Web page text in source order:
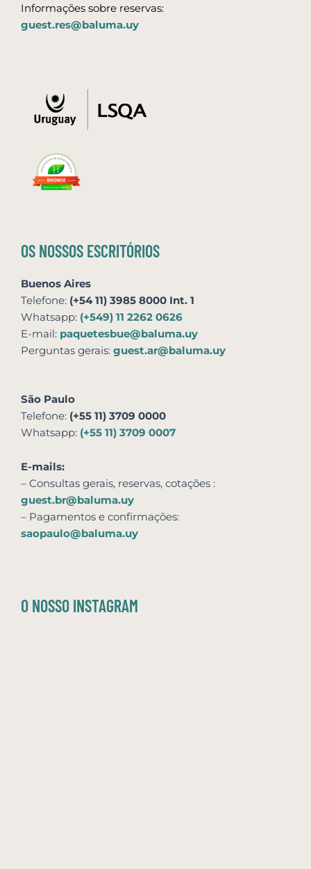
Informações sobre reservas:
guest.res@baluma.uy
OS NOSSOS ESCRITÓRIOS
Buenos Aires
Telefone: (+54 11) 3985 8000 Int. 1
Whatsapp: (+549) 11 2262 0626
E-mail: paquetesbue@baluma.uy
Perguntas gerais: guest.ar@baluma.uy
São Paulo
Telefone: (+55 11) 3709 0000
Whatsapp: (+55 11) 3709 0007
E-mails:
– Consultas gerais, reservas, cotações :
guest.br@baluma.uy
– Pagamentos e confirmações:
saopaulo@baluma.uy
O NOSSO INSTAGRAM